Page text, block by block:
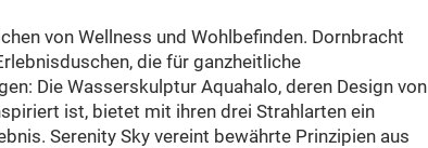
von Wellness und Wohlbefinden. Dornbracht
die für ganzheitliche
Die Wasserskulptur Aquahalo, deren Design von
ist, bietet mit ihren drei Strahlarten ein
Serenity Sky vereint bewährte Prinzipien aus